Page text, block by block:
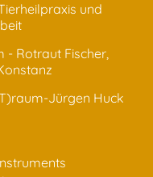
und
- Rotraut Fischer,
Jürgen Huck